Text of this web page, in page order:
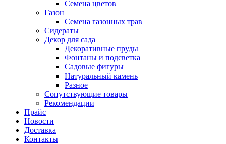
Семена цветов
Газон
Семена газонных трав
Сидераты
Декор для сада
Декоративные пруды
Фонтаны и подсветка
Садовые фигуры
Натуральный камень
Разное
Сопутствующие товары
Рекомендации
Прайс
Новости
Доставка
Контакты